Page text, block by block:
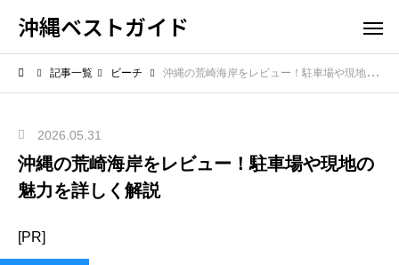
沖縄ベストガイド
記事一覧 ビーチ 沖縄の荒崎海岸をレビュー！駐車場や現地の魅力を詳しく解説
2026.05.31
沖縄の荒崎海岸をレビュー！駐車場や現地の
魅力を詳しく解説
[PR]